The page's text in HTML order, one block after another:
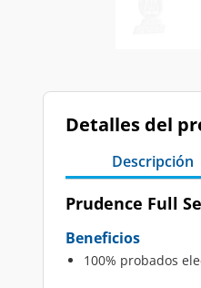
Detalles del
Descripción
Prudence Full
Beneficios
100% probados